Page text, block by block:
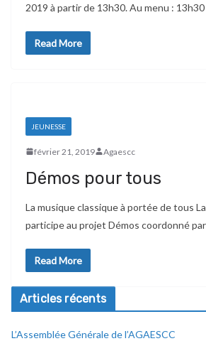
2019 à partir de 13h30. Au menu :
Read More
JEUNESSE
février 21, 2019 Agaescc
Démos pour tous
La musique classique à portée de tous
participe au projet Démos coordonné
Read More
Articles récents
L’Assemblée Générale de l’AGAESCC